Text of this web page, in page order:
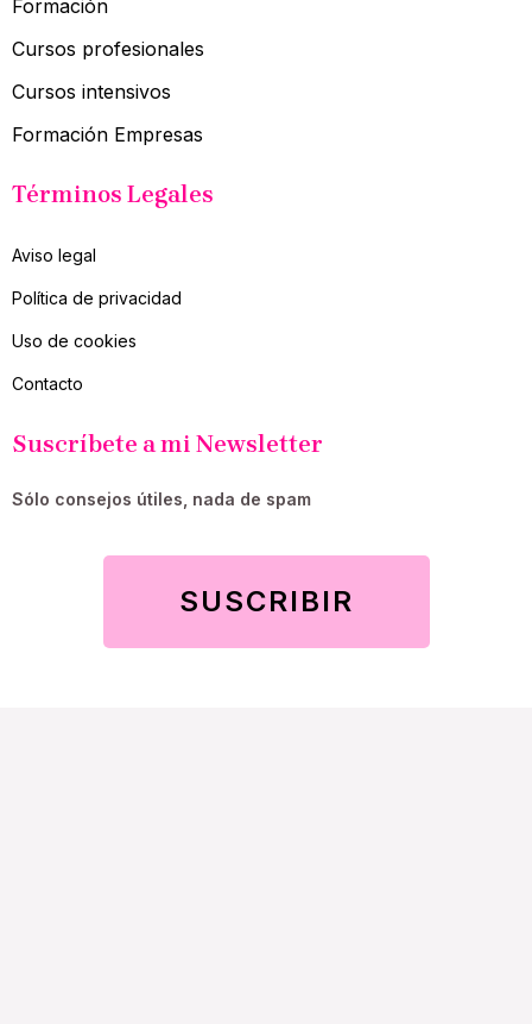
Formación
Cursos profesionales
Cursos intensivos
Formación Empresas
Términos Legales
Aviso legal
Política de privacidad
Uso de cookies
Contacto
Suscríbete a mi Newsletter
Sólo consejos útiles, nada de spam
SUSCRIBIR